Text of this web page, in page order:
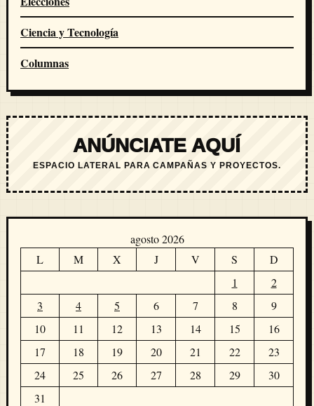
Ciencia y Tecnología
Columnas
ANÚNCIATE AQUÍ
ESPACIO LATERAL PARA CAMPAÑAS Y PROYECTOS.
agosto 2026
L
M X J V S
D
1
2
3
4 5 6 7 8
9
10
11 12 13 14 15
16
17
18 19 20 21 22
23
24
25 26 27 28 29
30
31